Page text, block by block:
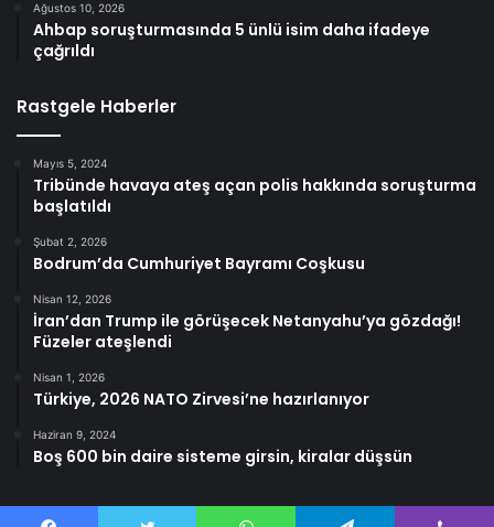
Ağustos 10, 2026
Ahbap soruşturmasında 5 ünlü isim daha ifadeye
çağrıldı
Rastgele Haberler
Mayıs 5, 2024
Tribünde havaya ateş açan polis hakkında soruşturma
başlatıldı
Şubat 2, 2026
Bodrum’da Cumhuriyet Bayramı Coşkusu
Nisan 12, 2026
İran’dan Trump ile görüşecek Netanyahu’ya gözdağı!
Füzeler ateşlendi
Nisan 1, 2026
Türkiye, 2026 NATO Zirvesi’ne hazırlanıyor
Haziran 9, 2024
Boş 600 bin daire sisteme girsin, kiralar düşsün